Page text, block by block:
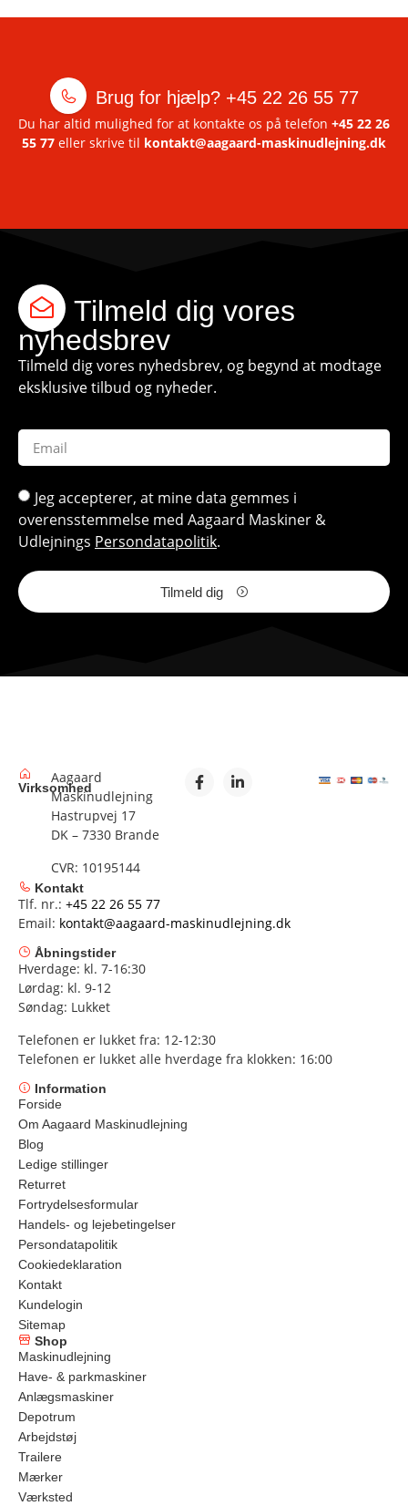
Brug for hjælp? +45 22 26 55 77
Du har altid mulighed for at kontakte os på telefon +45 22 26
55 77 eller skrive til kontakt@aagaard-maskinudlejning.dk
Tilmeld dig vores
nyhedsbrev
Tilmeld dig vores nyhedsbrev, og begynd at modtage
eksklusive tilbud og nyheder.
Jeg accepterer, at mine data gemmes i
overensstemmelse med Aagaard Maskiner &
Udlejnings Persondatapolitik.
Tilmeld dig
Virksomhed
Aagaard
Maskinudlejning
Hastrupvej 17
DK – 7330 Brande
CVR: 10195144
Kontakt
Tlf. nr.: +45 22 26 55 77
Email: kontakt@aagaard-maskinudlejning.dk
Åbningstider
Hverdage: kl. 7-16:30
Lørdag: kl. 9-12
Søndag: Lukket
Telefonen er lukket fra: 12-12:30
Telefonen er lukket alle hverdage fra klokken: 16:00
Information
Forside
Om Aagaard Maskinudlejning
Blog
Ledige stillinger
Returret
Fortrydelsesformular
Handels- og lejebetingelser
Persondatapolitik
Cookiedeklaration
Kontakt
Kundelogin
Sitemap
Shop
Maskinudlejning
Have- & parkmaskiner
Anlægsmaskiner
Depotrum
Arbejdstøj
Trailere
Mærker
Værksted